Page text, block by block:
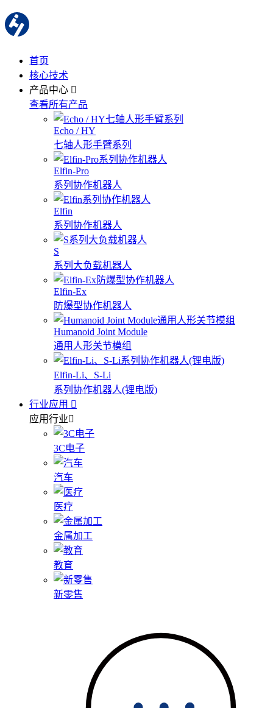
首页
核心技术
产品中心
查看所有产品
Echo / HY
七轴人形手臂系列
Elfin-Pro
系列协作机器人
Elfin
系列协作机器人
S
系列大负载机器人
Elfin-Ex
防爆型协作机器人
Humanoid Joint Module
通用人形关节模组
Elfin-Li、S-Li
系列协作机器人(锂电版)
行业应用
应用行业
3C电子
汽车
医疗
金属加工
教育
新零售